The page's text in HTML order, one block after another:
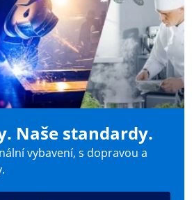
Naše standardy.
vybavení, s dopravou a